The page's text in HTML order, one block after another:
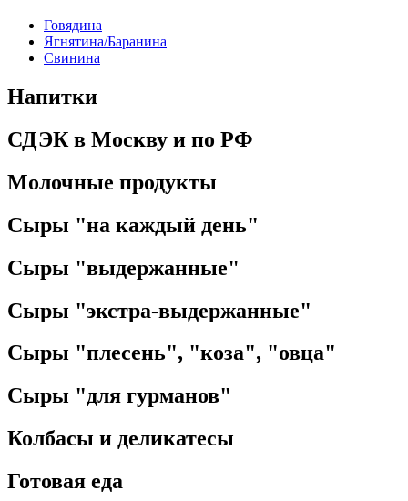
Говядина
Ягнятина/Баранина
Свинина
Напитки
СДЭК в Москву и по РФ
Молочные продукты
Сыры "на каждый день"
Сыры "выдержанные"
Сыры "экстра-выдержанные"
Сыры "плесень", "коза", "овца"
Сыры "для гурманов"
Колбасы и деликатесы
Готовая еда